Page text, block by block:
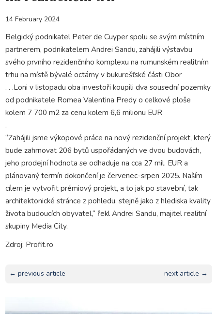
14 February 2024
Belgický podnikatel Peter de Cuyper spolu se svým místním
partnerem, podnikatelem Andrei Sandu, zahájili výstavbu
svého prvního rezidenčního komplexu na rumunském realitním
trhu na místě bývalé octárny v bukurešťské části Obor
. . .Loni v listopadu oba investoři koupili dva sousední pozemky
od podnikatele Romea Valentina Predy o celkové ploše
kolem 7 700 m2 za cenu kolem 6,6 milionu EUR
.
“Zahájili jsme výkopové práce na nový rezidenční projekt, který
bude zahrnovat 206 bytů uspořádaných ve dvou budovách,
jeho prodejní hodnota se odhaduje na cca 27 mil. EUR a
plánovaný termín dokončení je červenec-srpen 2025. Naším
cílem je vytvořit prémiový projekt, a to jak po stavební, tak
architektonické stránce z pohledu, stejně jako z hlediska kvality
života budoucích obyvatel,“ řekl Andrei Sandu, majitel realitní
skupiny Media City.
Zdroj: Profit.ro
← previous article next article →